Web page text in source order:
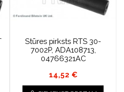
Stūres pirksts RTS 30-
7002P, ADA108713,
04766321AC
14,52 €